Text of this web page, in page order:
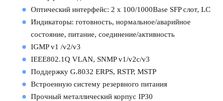
Оптический интерфейс: 2 x 100/1000Base SFP слот, LC
Индикаторы: готовность, нормальное/аварийное
состояние, питание, соединение/активность
IGMP v1 /v2/v3
IEEE802.1Q VLAN, SNMP v1/v2c/v3
Поддержку G.8032 ERPS, RSTP, MSTP
Встроенную систему резервного питания
Прочный металлический корпус IP30